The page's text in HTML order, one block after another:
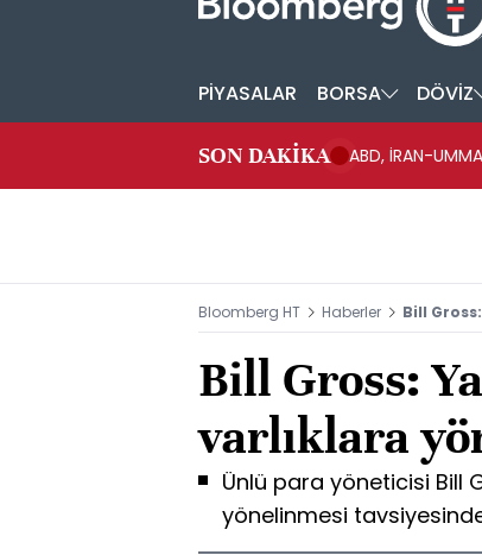
PİYASALAR BORSA DÖVİZ
SON DAKİKA ABD, İRAN-
Bloomberg HT Haberler Bill
Bill Gross:
varlıklara
Ünlü para yöneticisi Bill
yönelinmesi